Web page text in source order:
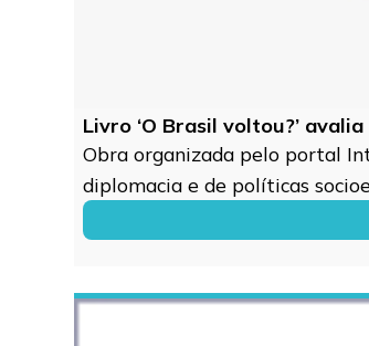
Livro ‘O Brasil voltou?’
Obra organizada pelo portal
diplomacia e de políticas